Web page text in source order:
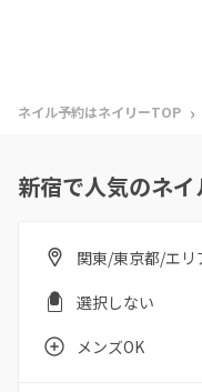
ネイル予約はネイリーTOP ›
新宿で人気のネ
関東/東京都/エ
選択しない
メンズOK